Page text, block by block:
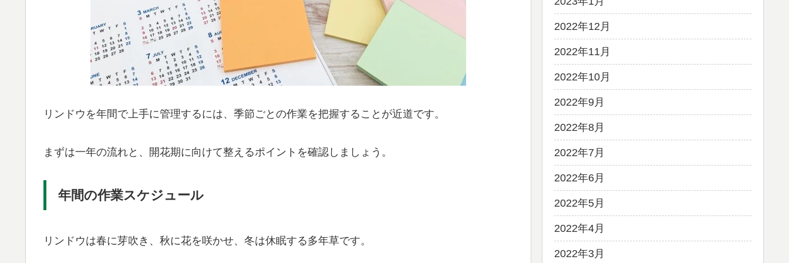
リンドウを年間で上手に管理するには、季節ごとの作業を把握することが近道です。
まずは一年の流れと、開花期に向けて整えるポイントを確認しましょう。
年間の作業スケジュール
リンドウは春に芽吹き、秋に花を咲かせ、冬は休眠する多年草です。
2022年12月
2022年11月
2022年10月
2022年9月
2022年8月
2022年7月
2022年6月
2022年5月
2022年4月
2022年3月